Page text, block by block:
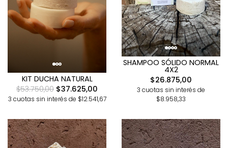
KIT DUCHA NATURAL
$53.750,00 $37.625,00
3 cuotas sin interés de $12.541,67
SHAMPOO SÓLIDO NORMAL
4X2
$26.875,00
3 cuotas sin interés de
$8.958,33